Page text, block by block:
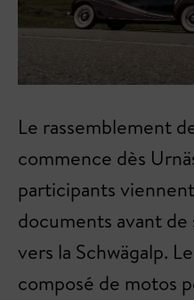
Le rassemblement
commence dès
participants
documents avant
vers la Schwägalp.
composé de motos